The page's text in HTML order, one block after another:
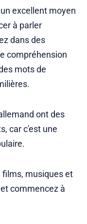
excellent moyen
à parler
dans des
compréhension
mots de
ont des
car c'est une
films, musiques et
commencez à